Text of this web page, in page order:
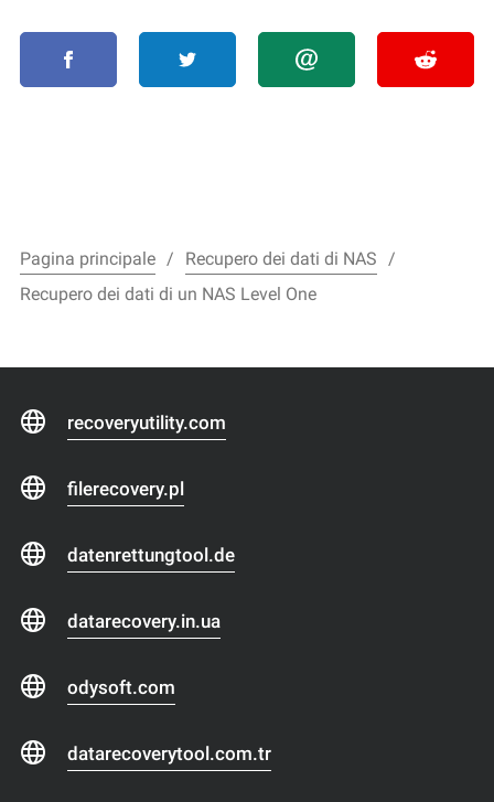
Pagina principale
Recupero dei dati di NAS
Recupero dei dati di un NAS Level One
recoveryutility.com
filerecovery.pl
datenrettungtool.de
datarecovery.in.ua
odysoft.com
datarecoverytool.com.tr